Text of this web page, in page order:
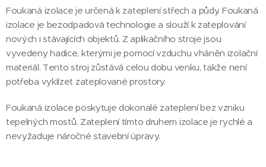
Foukaná izolace je určená k zateplení střech a půdy. Foukaná
izolace je bezodpadová technologie a slouží k zateplování
nových i stávajících objektů. Z aplikačního stroje jsou
vyvedeny hadice, kterými je pomocí vzduchu vháněn izolační
materiál. Tento stroj zůstává celou dobu venku, takže není
potřeba vyklízet zateplované prostory.
Foukaná izolace poskytuje dokonalé zateplení bez vzniku
tepelných mostů. Zateplení tímto druhem izolace je rychlé a
nevyžaduje náročné stavební úpravy.